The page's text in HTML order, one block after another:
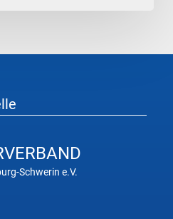
VERBAND
Schwerin e.V.